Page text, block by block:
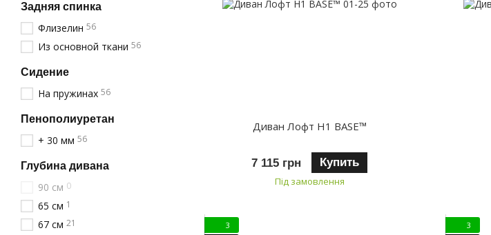
Диван Лофт Н1 BASE™
7 115 грн Купить
Під замовлення
3
3
Задняя спинка
Флизелин 56
Из основной ткани 56
Сидение
На пружинах 56
Пенополиуретан
+ 30 мм 56
Глубина дивана
90 см 0
65 см 1
67 см 21